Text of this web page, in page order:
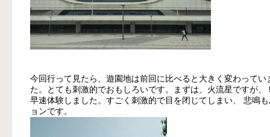
今回行って見たら、遊園地は前回に比べると大きく変わって
た。とても刺激的でおもしろいです。まずは、火流星ですが
早速体験しました。すごく刺激的で目を闭じてしまい、 悲鳴
ョンです。